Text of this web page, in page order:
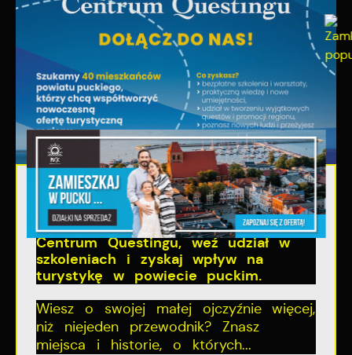
10 - 08 - 2026
Stwórz z nami Nadbałtyckie
Centrum Questingu, weź udział w
szkoleniach i zyskaj wpływ na
turystykę w powiecie puckim.
Wiesz o swojej małej ojczyźnie więcej,
niż niejeden przewodnik? Znasz
miejsca i historie, o których...